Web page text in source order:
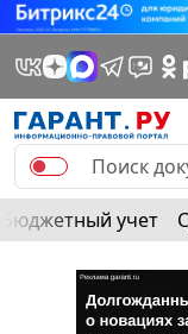
Бюджетный учет